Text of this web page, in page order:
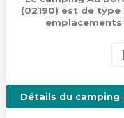
(02190) est de
Détails du camping